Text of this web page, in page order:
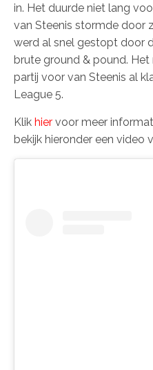
in. Het duurde niet lang
van Steenis stormde door
werd al snel gestopt door
brute ground & pound.
partij voor van Steenis al
League 5.
Klik hier voor meer
bekijk hieronder een video